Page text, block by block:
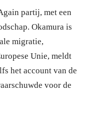
partij, met een
Okamura is
migratie,
Unie, meldt
het account van de
voor de